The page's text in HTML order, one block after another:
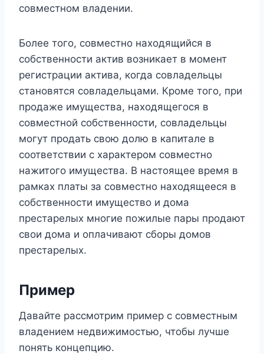
совместном владении.
Более того, совместно находящийся в
собственности актив возникает в момент
регистрации актива, когда совладельцы
становятся совладельцами. Кроме того, при
продаже имущества, находящегося в
совместной собственности, совладельцы
могут продать свою долю в капитале в
соответствии с характером совместно
нажитого имущества. В настоящее время в
рамках платы за совместно находящееся в
собственности имущество и дома
престарелых многие пожилые пары продают
свои дома и оплачивают сборы домов
престарелых.
Пример
Давайте рассмотрим пример с совместным
владением недвижимостью, чтобы лучше
понять концепцию.